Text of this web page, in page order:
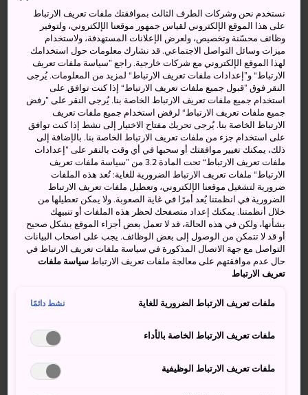
الصفحة الرسمية للجمارك اليابانية
المصدر الأكثر جدارة
بالثقة للإجابة عن أي أسئلة أو استفسارات تتعلق بالجمارك
ورسوم الجمارك اليابانية.
وعند دخولك اليابان، يطلب منك تقديم نموذج إقرار جمركي لكل
أغراضك التي تحملها معك شخصيًا أو أمتعتك التي لا تحملها معك
عند منفذ الجمارك. وتتوفر نماذج الإقرار الجمركي على متن
الطائرة أو السفينة أو في منطقة تفتيش الجمارك في المطار.
يمكنك أيضًا ملء هذا النموذج إلكترونيًا عبر صفحة الموقع
الإلكتروني أو رمز الاستجابة السريعة (QR Code). وقد يكون من
الضروري أيضًا اتخاذ المزيد من إجراءات التخليص الجمركي
للمسافرين
، لذا تأكد من الاطلاع على جميع المعلومات
اللازمة.
وكما هو الحال في العديد من البلدان الأخرى، تُفرض قيود على
المسموحات المُعفاة من الرسوم
، لذلك تأكد من معرفتك بتلك
القيود. تُطبق قيود مماثلة أيضًا علىالصادرات والواردات
. تمنع
اتفاقية التجارة الدولية في الأنواع المهدَّدة بالانقراض من
التجارة فيالعاج على المستوى الدولي.
حظر اللحوم/مشتقات اللحوم والنباتات/
مشتقات النباتات
نستخدم نحن وشركات الطرف الثالث بموافقتك ملفات تعريف الارتباط
على هذا الموقع الإلكتروني لقياس جمهور موقعنا الإلكتروني، ولتوفير
وظائف محسّنة وتخصيص، ولعرض الإعلانات المستهدفة، ولاستخدام
ميزات وسائل التواصل الاجتماعي. قد نشارك معلومات حول استخدامك
لهذا الموقع الإلكتروني مع شركات خارجية. راجع ”سياسة ملفات تعريف
الارتباط“ و”إعدادات ملفات تعريف الارتباط“ لمزيد من المعلومات. يُرجى
النقر فوق ”قبول جميع ملفات تعريف الارتباط“ إذا كنت توافق على
استخدام جميع ملفات تعريف الارتباط الخاصة بنا. يُرجى النقر على ”رفض
جميع ملفات تعريف الارتباط“ لرفض استخدام جميع ملفات تعريف
الارتباط الخاصة بنا. يُرجى تحريك مفتاح الاختيار إلى نشط إذا كنت توافق
على استخدام جزء من ملفات تعريف الارتباط الخاصة بنا. بالإضافة إلى
ذلك، يمكنك تغيير موافقتك أو سحبها في أي وقت بالنقر على ”إعدادات
ملفات تعريف الارتباط“ تحت المادة 3.2 من ”سياسة ملفات تعريف
الارتباط“ ملفات تعريف الارتباط الضرورية للغاية: تُعد هذه الملفات
ضرورية لتشغيل موقعنا الإلكتروني، وتعطيل ملفات تعريف الارتباط
الضرورية في انظمتنا يُعد أمرًا في غاية الصعوبة. ولا يمكن تعطيلها من
خلال أنظمتنا. يمكنك إعداد متصفحك لحظر هذه الملفات أو تنبيهك
بشأنها، ولكن في هذه الحالة، قد لا تعمل بعض أجزاء الموقع بشكل صحيح
أو قد لا تتمكن من الوصول إلى بعض الوظائف. يجب على اصحاب البيانات
التواصل مع جهة الاتصال المذكورة في سياسة ملفات تعريف الارتباط في
حال عدم موافقتهم على معالجة ملفات تعريف الارتباطسياسة ملفات
تعريف الارتباط
ملفات تعريف الارتباط الضرورية للغاية نشط دائمًا
ملفات تعريف الارتباط الخاصة بالأداء
ملفات تعريف الارتباط الوظيفية